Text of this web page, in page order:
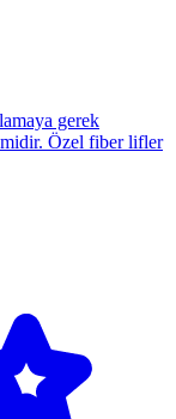
gerek
Özel fiber lifler